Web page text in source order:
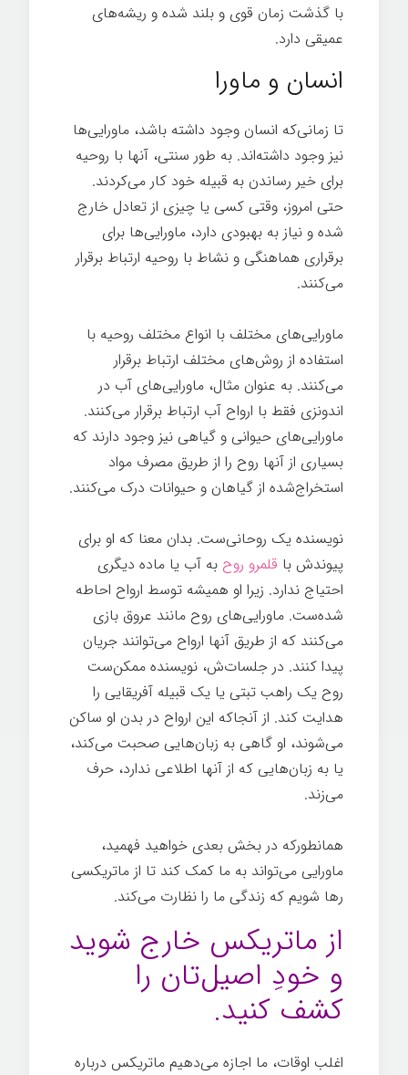
با گذشت زمان قوی و بلند شده و ریشه‌های
عمیقی دارد.
انسان و ماورا
تا زمانی‌که انسان وجود داشته باشد، ماورایی‌ها
نیز وجود داشته‌اند. به طور سنتی، آنها با روحیه
برای خیر رساندن به قبیله خود کار می‌کردند.
حتی امروز، وقتی کسی یا چیزی از تعادل خارج
شده و نیاز به بهبودی دارد، ماورایی‌ها برای
برقراری هماهنگی و نشاط با روحیه ارتباط برقرار
می‌کنند.
ماورایی‌های مختلف با انواع مختلف روحیه با
استفاده از روش‌های مختلف ارتباط برقرار
می‌کنند. به عنوان مثال، ماورایی‌های آب در
اندونزی فقط با ارواح آب ارتباط برقرار می‌کنند.
ماورایی‌های حیوانی و گیاهی نیز وجود دارند که
بسیاری از آنها روح را از طریق مصرف مواد
استخراج‌شده از گیاهان و حیوانات درک می‌کنند.
نویسنده یک روحانی‌ست. بدان معنا که او برای
پیوندش با قلمرو روح به آب یا ماده دیگری
احتیاج ندارد. زیرا او همیشه توسط ارواح احاطه
شده‌ست. ماورایی‌های روح مانند عروق بازی
می‌کنند که از طریق آنها ارواح می‌توانند جریان
پیدا کنند. در جلسات‌ش، نویسنده ممکن‌ست
روح یک راهب تبتی یا یک قبیله آفریقایی را
هدایت کند. از آنجاکه این ارواح در بدن او ساکن
می‌شوند، او گاهی به زبان‌هایی صحبت می‌کند،
یا به زبان‌هایی که از آنها اطلاعی ندارد، حرف
می‌زند.
همانطورکه در بخش بعدی خواهید فهمید،
ماورایی می‌تواند به ما کمک کند تا از ماتریکسی
رها شویم که زندگی ما را نظارت می‌کند.
از ماتریکس خارج شوید
و خودِ اصیل‌تان را
کشف کنید.
اغلب اوقات، ما اجازه می‌دهیم ماتریکس درباره